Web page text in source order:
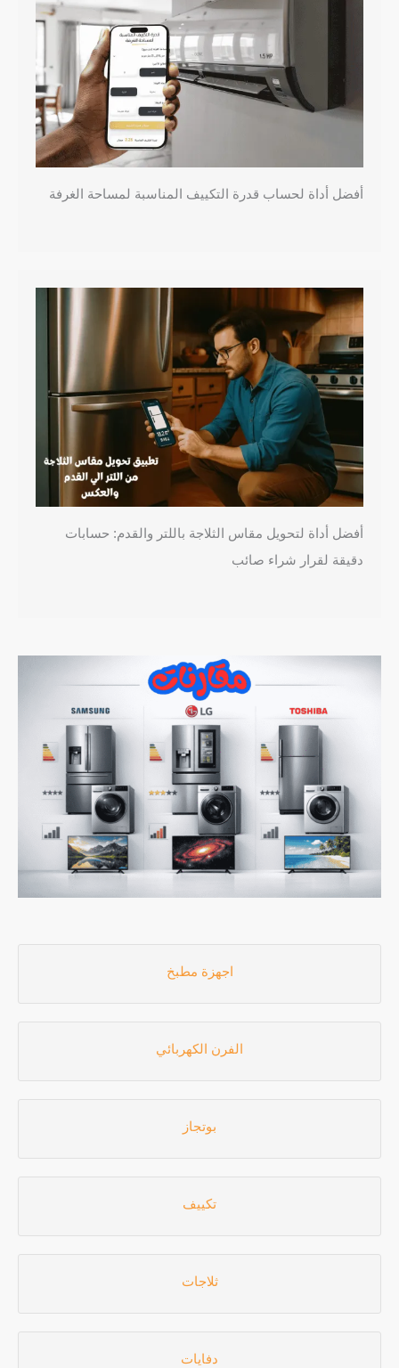
أفضل أداة لحساب قدرة التكييف المناسبة لمساحة الغرفة
أفضل أداة لتحويل مقاس الثلاجة باللتر والقدم: حسابات
دقيقة لقرار شراء صائب
اجهزة مطبخ
الفرن الكهربائي
بوتجاز
تكييف
ثلاجات
دفايات